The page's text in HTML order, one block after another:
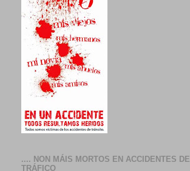
.... NON MÁIS MORTOS EN ACCIDENTES DE
TRÁFICO